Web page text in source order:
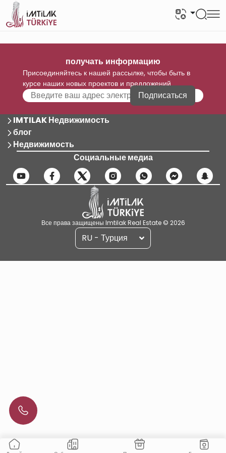
получать информацию
Присоединяйтесь к нашей рассылке, чтобы быть в
курсе наших новых проектов и предложений
Подписаться
IMTILAK Недвижимость
блог
Недвижимость
Социальные медиа
Все права защищены Imtilak Real Estate © 2026
RU - Турция